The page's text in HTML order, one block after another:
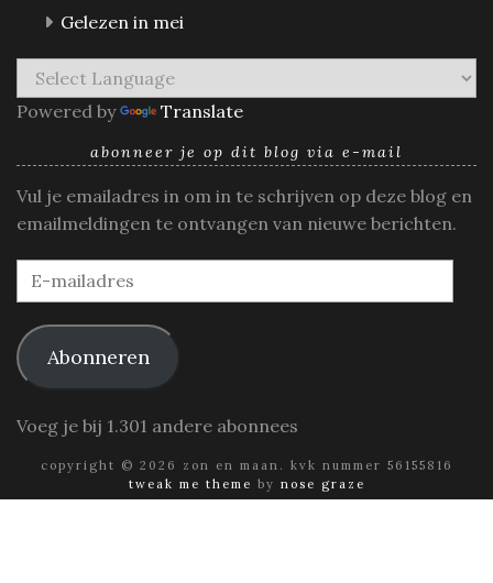
Gelezen in mei
Powered by Translate
abonneer je op dit blog via e-mail
Vul je emailadres in om in te schrijven op deze blog en
emailmeldingen te ontvangen van nieuwe berichten.
E-
mailadres
Abonneren
Voeg je bij 1.301 andere abonnees
copyright © 2026 zon en maan. kvk nummer 56155816
tweak me theme by nose graze